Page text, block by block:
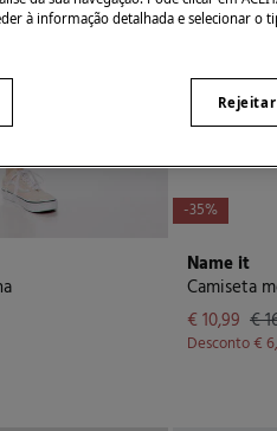
-35%
Name it
Camiseta
€ 10,99 €
Desconto€
à informação detalhada e selecionar o